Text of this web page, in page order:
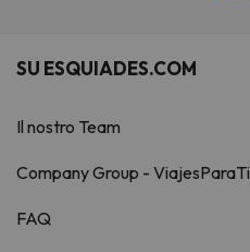
SU ESQUIADES.COM
Il nostro Team
Company Group - ViajesParaTi
FAQ